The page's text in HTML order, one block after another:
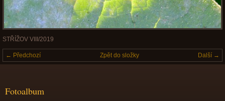
STŘÍŽOV VIII/2019
← Předchozí Další →
Zpět do složky
Fotoalbum